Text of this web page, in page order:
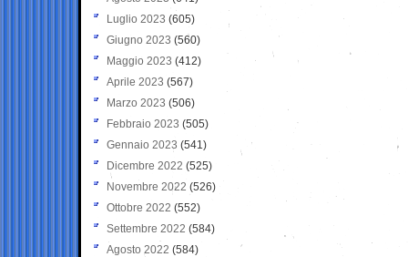
Luglio 2023 (605)
Giugno 2023 (560)
Maggio 2023 (412)
Aprile 2023 (567)
Marzo 2023 (506)
Febbraio 2023 (505)
Gennaio 2023 (541)
Dicembre 2022 (525)
Novembre 2022 (526)
Ottobre 2022 (552)
Settembre 2022 (584)
Agosto 2022 (584)